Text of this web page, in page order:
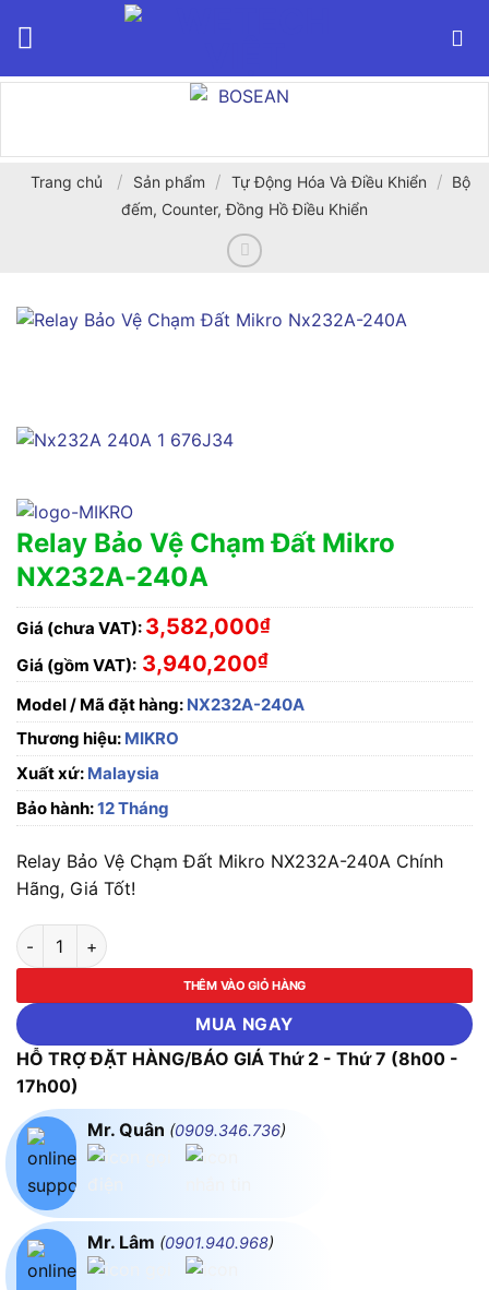
Trang chủ / Sản phẩm / Tự Động Hóa Và Điều Khiển / Bộ
đếm, Counter, Đồng Hồ Điều Khiển
Relay Bảo Vệ Chạm Đất Mikro
NX232A-240A
Giá (chưa VAT): 3,582,000₫
Giá (gồm VAT): 3,940,200₫
Model / Mã đặt hàng: NX232A-240A
Thương hiệu: MIKRO
Xuất xứ: Malaysia
Bảo hành:12 Tháng
Relay Bảo Vệ Chạm Đất Mikro NX232A-240A Chính
Hãng, Giá Tốt!
Relay Bảo Vệ Chạm Đất Mikro NX232A-240A số lượng
THÊM VÀO GIỎ HÀNG
MUA NGAY
HỖ TRỢ ĐẶT HÀNG/BÁO GIÁ Thứ 2 - Thứ 7 (8h00 -
17h00)
Mr. Quân (0909.346.736)
Mr. Lâm (0901.940.968)